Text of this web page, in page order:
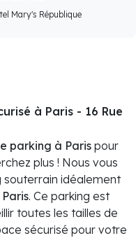
Mary's République
à Paris - 16 Rue
parking à Paris pour
plus ! Nous vous
souterrain idéalement
Paris. Ce parking est
toutes les tailles de
sécurisé pour votre